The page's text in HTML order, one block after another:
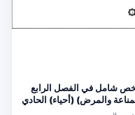
شامل في الفصل الرابع
والمرض) (أحياء) الحادي